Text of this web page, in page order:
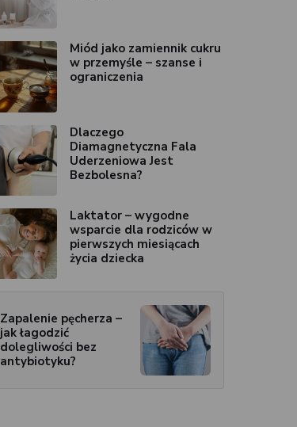
Miód jako zamiennik cukru
w przemyśle – szanse i
ograniczenia
Dlaczego
Diamagnetyczna Fala
Uderzeniowa Jest
Bezbolesna?
Laktator – wygodne
wsparcie dla rodziców w
pierwszych miesiącach
życia dziecka
Zapalenie pęcherza –
jak łagodzić
dolegliwości bez
antybiotyku?